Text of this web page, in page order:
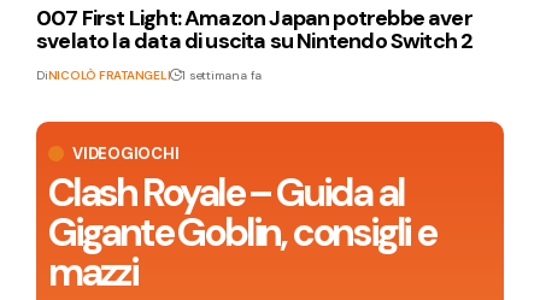
VIDEOGIOCHI
Clash Royale – Guida al
Gigante Goblin, consigli e
mazzi
007 First Light: Amazon Japan potrebbe aver
svelato la data di uscita su Nintendo Switch 2
DiNICOLÒ FRATANGELI 1 settimana fa